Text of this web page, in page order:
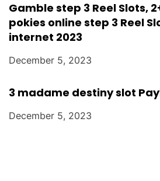
Gamble step 3 Reel Slots,
pokies online step 3 Reel
internet 2023
December 5, 2023
3 madame destiny slot
December 5, 2023